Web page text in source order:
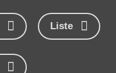
Liste